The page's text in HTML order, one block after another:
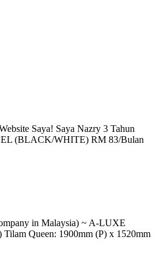
Saya! Saya Nazry 3 Tahun
(BLACK/WHITE) RM 83/Bulan
in Malaysia) ~ A-LUXE
Queen: 1900mm (P) x 1520mm